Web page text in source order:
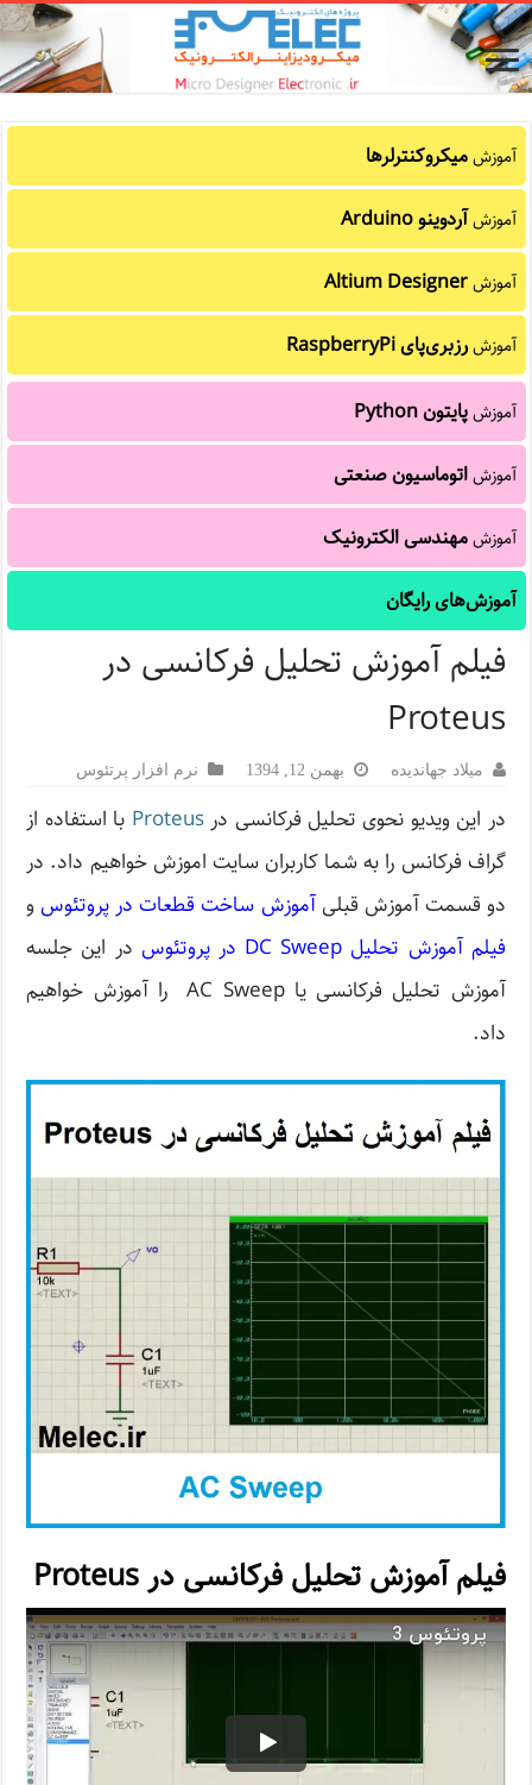
آموزشمیکروکنترلرها
آموزشآردوینو Arduino
آموزشAltium Designer
آموزشرزبری‌پای RaspberryPi
آموزشپایتون Python
آموزشاتوماسیون صنعتی
آموزشمهندسی الکترونیک
آموزش‌های رایگان
فیلم آموزش تحلیل فرکانسی در
Proteus
میلاد جهاندیده بهمن 12, 1394 نرم افزار پرتئوس
در این ویدیو نحوی تحلیل فرکانسی درProteus با استفاده از
گراف فرکانس را به شما کاربران سایت اموزش خواهیم داد. در
دو قسمت آموزش قبلی آموزش ساخت قطعات در پروتئوس و
فیلم آموزش تحلیل DC Sweep در پروتئوس
در این جلسه
آموزش تحلیل فرکانسی یا AC Sweep را آموزش خواهیم
داد.
فیلم آموزش تحلیل فرکانسی در Proteus